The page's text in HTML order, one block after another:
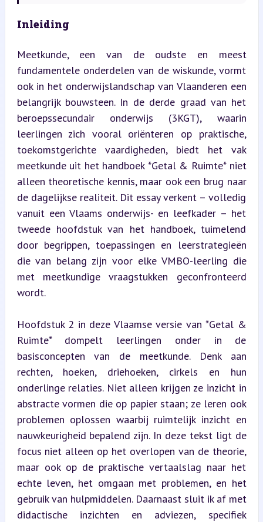
Inleiding
Meetkunde, een van de oudste en meest
fundamentele onderdelen van de wiskunde, vormt
ook in het onderwijslandschap van Vlaanderen een
belangrijk bouwsteen. In de derde graad van het
beroepssecundair onderwijs (3KGT), waarin
leerlingen zich vooral oriënteren op praktische,
toekomstgerichte vaardigheden, biedt het vak
meetkunde uit het handboek *Getal & Ruimte* niet
alleen theoretische kennis, maar ook een brug naar
de dagelijkse realiteit. Dit essay verkent – volledig
vanuit een Vlaams onderwijs- en leefkader – het
tweede hoofdstuk van het handboek, tuimelend
door begrippen, toepassingen en leerstrategieën
die van belang zijn voor elke VMBO-leerling die
met meetkundige vraagstukken geconfronteerd
wordt.
Hoofdstuk 2 in deze Vlaamse versie van *Getal &
Ruimte* dompelt leerlingen onder in de
basisconcepten van de meetkunde. Denk aan
rechten, hoeken, driehoeken, cirkels en hun
onderlinge relaties. Niet alleen krijgen ze inzicht in
abstracte vormen die op papier staan; ze leren ook
problemen oplossen waarbij ruimtelijk inzicht en
nauwkeurigheid bepalend zijn. In deze tekst ligt de
focus niet alleen op het overlopen van de theorie,
maar ook op de praktische vertaalslag naar het
echte leven, het omgaan met problemen, en het
gebruik van hulpmiddelen. Daarnaast sluit ik af met
didactische inzichten en adviezen, specifiek